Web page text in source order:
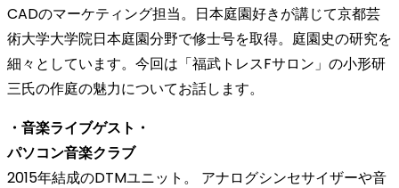
CADのマーケティング担当。日本庭園好きが講じて京都芸
術大学大学院日本庭園分野で修士号を取得。庭園史の研究を
細々としています。今回は「福武トレスFサロン」の小形研
三氏の作庭の魅力についてお話します。
・音楽ライブゲスト・
パソコン音楽クラブ
2015年結成のDTMユニット。 アナログシンセサイザーや音